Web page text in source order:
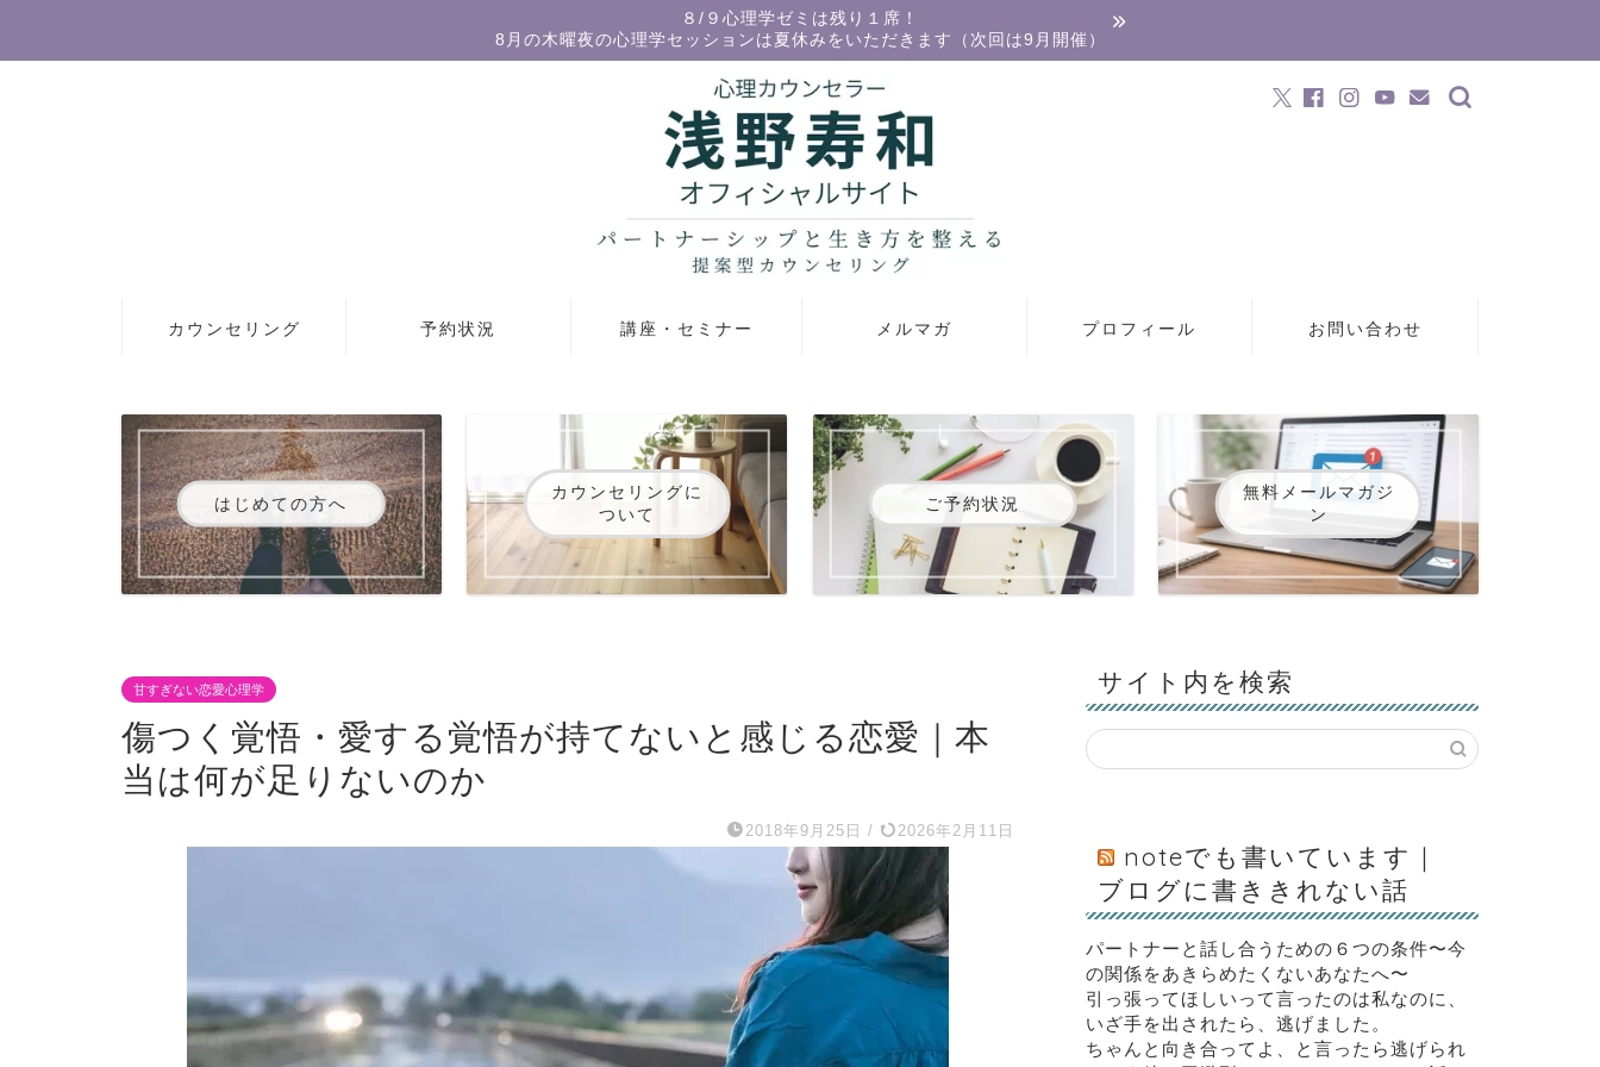
８/９心理学ゼミは残り１席！
8月の木曜夜の心理学セッションは夏休みをいただきます（次回は9月開催）
カウンセリング 予約状況 講座・セミナー メルマガ プロフィール お問い合わせ
はじめての方へ
カウンセリングに
ついて
ご予約状況
無料メールマガジ
ン
甘すぎない恋愛心理学
傷つく覚悟・愛する覚悟が持てないと感じる恋愛｜本
当は何が足りないのか
2018年9月25日 / 2026年2月11日
サイト内を検索
noteでも書いています｜
ブログに書ききれない話
パートナーと話し合うための６つの条件〜今
の関係をあきらめたくないあなたへ〜
引っ張ってほしいって言ったのは私なのに、
いざ手を出されたら、逃げました。
ちゃんと向き合ってよ、と言ったら逃げられ